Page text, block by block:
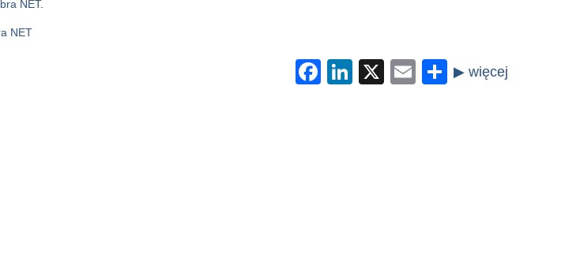
NET.
NET
Facebook
LinkedIn
X EmailShare